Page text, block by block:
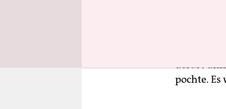
Natürlich
„ihren“
derart
pochte.